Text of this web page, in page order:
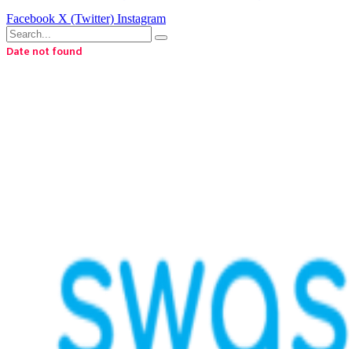
Facebook X (Twitter) Instagram
Date not found